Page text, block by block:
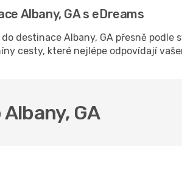
Albany, GA s eDreams
destinace Albany, GA přesně
cesty, které nejlépe odpovídají
GA